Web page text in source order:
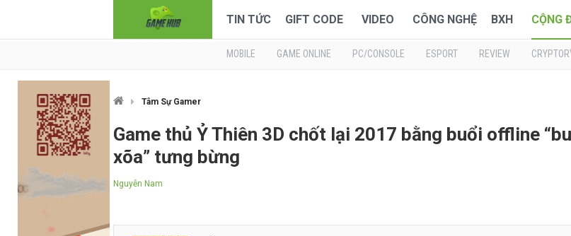
TIN TỨC GIFT CODE VIDEO CÔNG NGHỆ BXH CỘNG
MOBILE GAME ONLINE PC/CONSOLE ESPORT REVIEW
Tâm Sự Gamer
Game thủ Ỷ Thiên 3D chốt lại 2017 bằng buổi offline
xõa” tưng bừng
Nguyễn Nam